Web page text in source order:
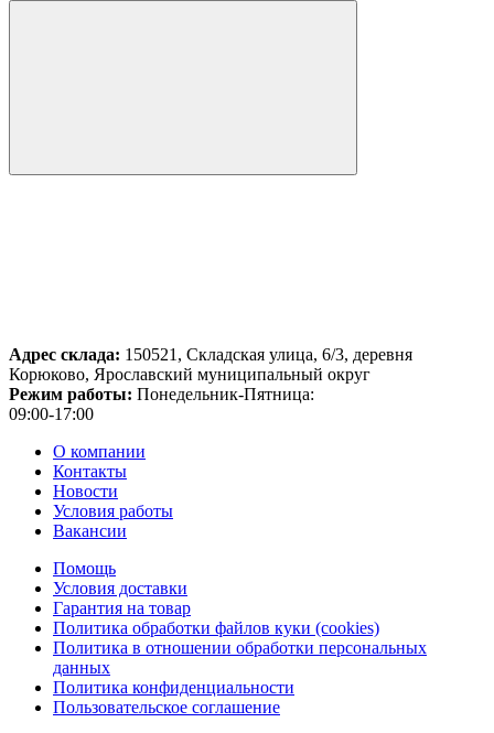
Адрес склада: 150521, Складская улица, 6/3, деревня
Корюково, Ярославский муниципальный округ
Режим работы: Понедельник-Пятница:
09:00-17:00
О компании
Контакты
Новости
Условия работы
Вакансии
Помощь
Условия доставки
Гарантия на товар
Политика обработки файлов куки (cookies)
Политика в отношении обработки персональных
данных
Политика конфиденциальности
Пользовательское соглашение